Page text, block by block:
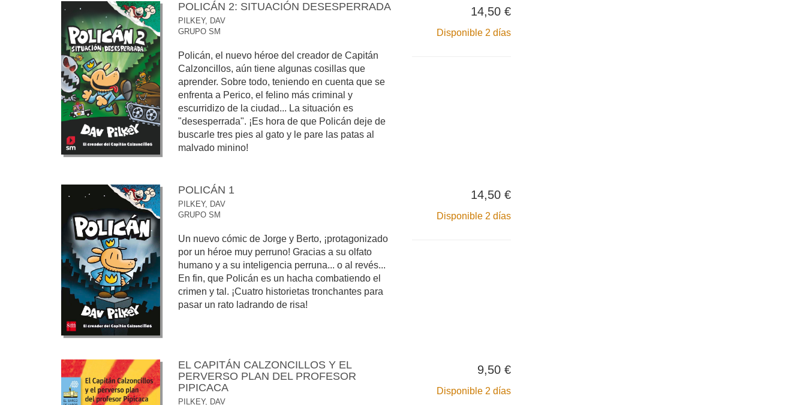
POLICÁN 2: SITUACIÓN DESESPERRADA
PILKEY, DAV
GRUPO SM
Policán, el nuevo héroe del creador de Capitán
Calzoncillos, aún tiene algunas cosillas que
aprender. Sobre todo, teniendo en cuenta que se
enfrenta a Perico, el felino más criminal y
escurridizo de la ciudad... La situación es
"desesperrada". ¡Es hora de que Policán deje de
buscarle tres pies al gato y le pare las patas al
malvado minino!
14,50 €
Disponible 2 días
POLICÁN 1
PILKEY, DAV
GRUPO SM
Un nuevo cómic de Jorge y Berto, ¡protagonizado
por un héroe muy perruno! Gracias a su olfato
humano y a su inteligencia perruna... o al revés...
En fin, que Policán es un hacha combatiendo el
crimen y tal. ¡Cuatro historietas tronchantes para
pasar un rato ladrando de risa!
14,50 €
Disponible 2 días
EL CAPITÁN CALZONCILLOS Y EL
PERVERSO PLAN DEL PROFESOR
PIPICACA
PILKEY, DAV
9,50 €
Disponible 2 días